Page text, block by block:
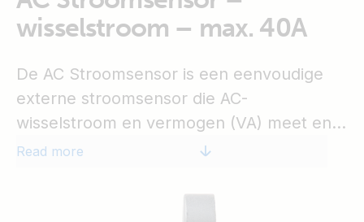
For
example
Multiplus-
Orion
XS
SmartShunt
wisselstroom – max. 40A
De AC Stroomsensor is een eenvoudige
externe stroomsensor die AC-
wisselstroom en vermogen (VA) meet en
energie van een PV-omvormer berekend
uitgang van een Multi of Quattro. Deze
Read more